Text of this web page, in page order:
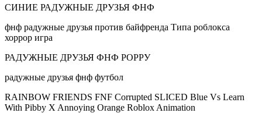
СИНИЕ РАДУЖНЫЕ ДРУЗЬЯ ФНФ
фнф радужные друзья против байфренда Типа роблокса
хоррор игра
РАДУЖНЫЕ ДРУЗЬЯ ФНФ РОРРУ
радужные друзья фнф футбол
RAINBOW FRIENDS FNF Corrupted SLICED Blue Vs Learn
With Pibby X Annoying Orange Roblox Animation